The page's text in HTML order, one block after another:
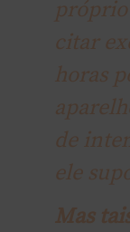
citar
horas
de
ele
Mas